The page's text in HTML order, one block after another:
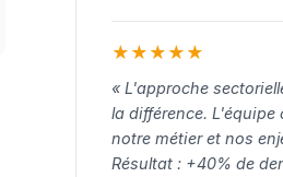
★ ★ ★ ★ ★
« L'approche
la différence. L'équipe
notre métier et nos
Résultat : +40% de